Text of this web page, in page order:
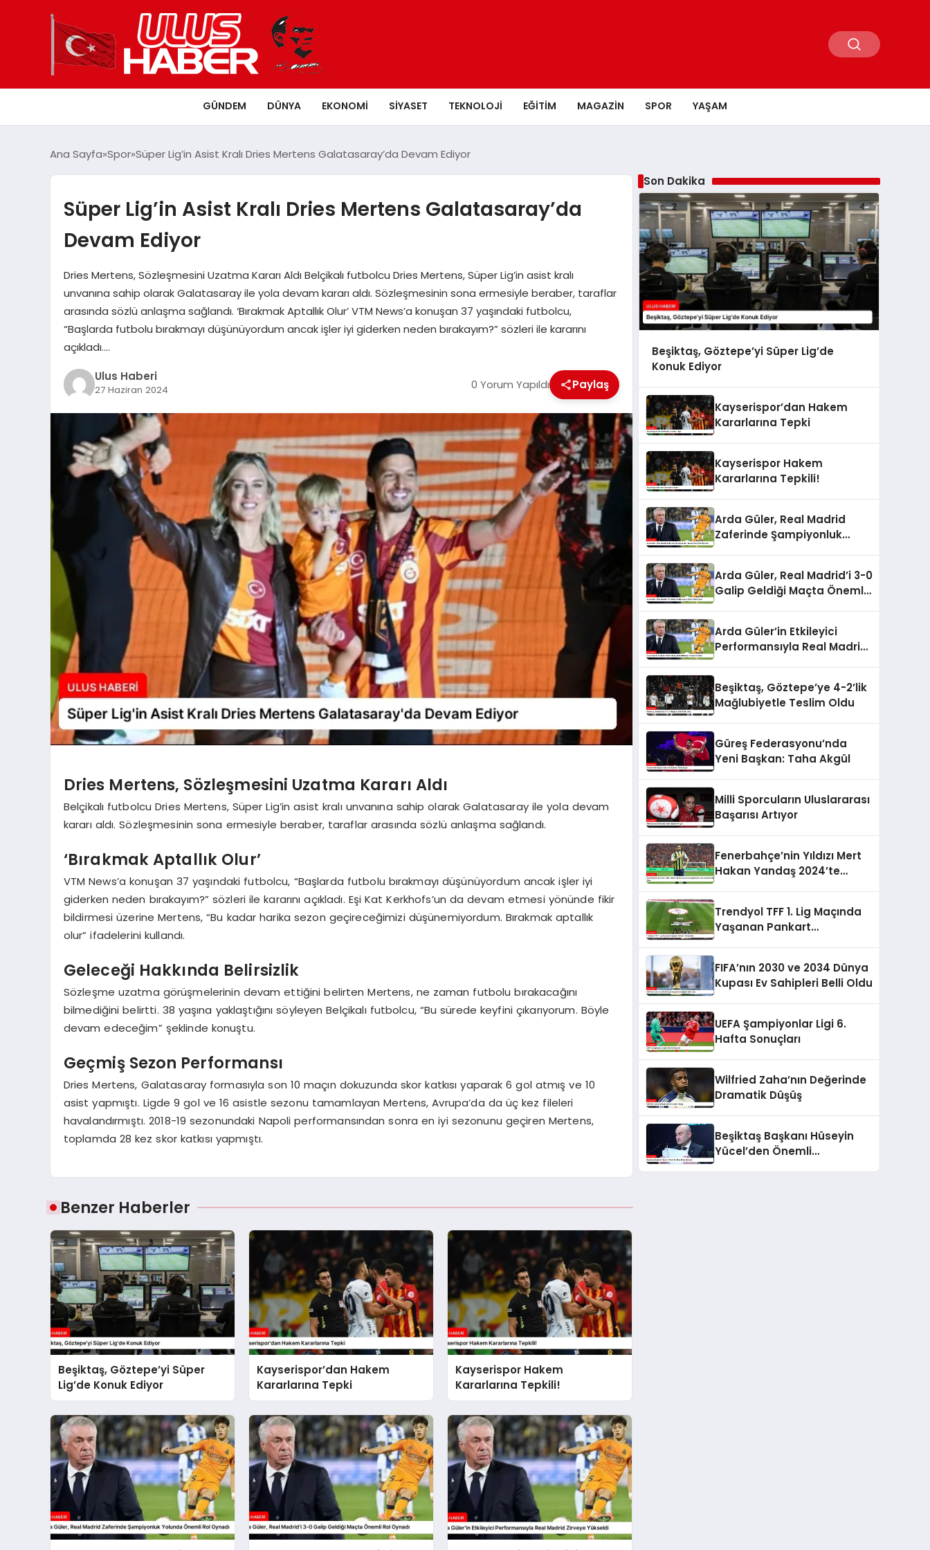
GÜNDEM DÜNYA EKONOMI SIYASET TEKNOLOJI EĞITIM MAGAZIN SPOR YAŞAM
Ana Sayfa Spor Süper Lig’in Asist Kralı Dries Mertens Galatasaray’da Devam Ediyor
Süper Lig’in Asist Kralı Dries Mertens Galatasaray’da
Devam Ediyor
Dries Mertens, Sözleşmesini Uzatma Kararı Aldı Belçikalı futbolcu Dries Mertens, Süper Lig’in asist kralı
unvanına sahip olarak Galatasaray ile yola devam kararı aldı. Sözleşmesinin sona ermesiyle beraber, taraflar
arasında sözlü anlaşma sağlandı. ‘Bırakmak Aptallık Olur’ VTM News’a konuşan 37 yaşındaki futbolcu,
“Başlarda futbolu bırakmayı düşünüyordum ancak işler iyi giderken neden bırakayım?” sözleri ile kararını
açıkladı….
Ulus Haberi
27 Haziran 2024 0 Yorum Yapıldı Paylaş
Dries Mertens, Sözleşmesini Uzatma Kararı Aldı
Belçikalı futbolcu Dries Mertens, Süper Lig’in asist kralı unvanına sahip olarak Galatasaray ile yola devam
kararı aldı. Sözleşmesinin sona ermesiyle beraber, taraflar arasında sözlü anlaşma sağlandı.
‘Bırakmak Aptallık Olur’
VTM News’a konuşan 37 yaşındaki futbolcu, “Başlarda futbolu bırakmayı düşünüyordum ancak işler iyi
giderken neden bırakayım?” sözleri ile kararını açıkladı. Eşi Kat Kerkhofs’un da devam etmesi yönünde fikir
bildirmesi üzerine Mertens, “Bu kadar harika sezon geçireceğimizi düşünemiyordum. Bırakmak aptallık
olur” ifadelerini kullandı.
Geleceği Hakkında Belirsizlik
Sözleşme uzatma görüşmelerinin devam ettiğini belirten Mertens, ne zaman futbolu bırakacağını
bilmediğini belirtti. 38 yaşına yaklaştığını söyleyen Belçikalı futbolcu, “Bu sürede keyfini çıkarıyorum. Böyle
devam edeceğim” şeklinde konuştu.
Geçmiş Sezon Performansı
Dries Mertens, Galatasaray formasıyla son 10 maçın dokuzunda skor katkısı yaparak 6 gol atmış ve 10
asist yapmıştı. Ligde 9 gol ve 16 asistle sezonu tamamlayan Mertens, Avrupa’da da üç kez fileleri
havalandırmıştı. 2018-19 sezonundaki Napoli performansından sonra en iyi sezonunu geçiren Mertens,
toplamda 28 kez skor katkısı yapmıştı.
Benzer Haberler
Beşiktaş, Göztepe’yi Süper
Lig’de Konuk Ediyor
Kayserispor’dan Hakem
Kararlarına Tepki
Kayserispor Hakem
Kararlarına Tepkili!
Son Dakika
Beşiktaş, Göztepe’yi Süper Lig’de
Konuk Ediyor
Kayserispor’dan Hakem
Kararlarına Tepki
Kayserispor Hakem
Kararlarına Tepkili!
Arda Güler, Real Madrid
Zaferinde Şampiyonluk
Arda Güler, Real Madrid’i 3-0
Galip Geldiği Maçta Önemli
Arda Güler’in Etkileyici
Performansıyla Real Madrid
Beşiktaş, Göztepe’ye 4-2’lik
Mağlubiyetle Teslim Oldu
Güreş Federasyonu’nda
Yeni Başkan: Taha Akgül
Milli Sporcuların Uluslararası
Başarısı Artıyor
Fenerbahçe’nin Yıldızı Mert
Hakan Yandaş 2024’te
Trendyol TFF 1. Lig Maçında
Yaşanan Pankart
FIFA’nın 2030 ve 2034 Dünya
Kupası Ev Sahipleri Belli Oldu
UEFA Şampiyonlar Ligi 6.
Hafta Sonuçları
Wilfried Zaha’nın Değerinde
Dramatik Düşüş
Beşiktaş Başkanı Hüseyin
Yücel’den Önemli